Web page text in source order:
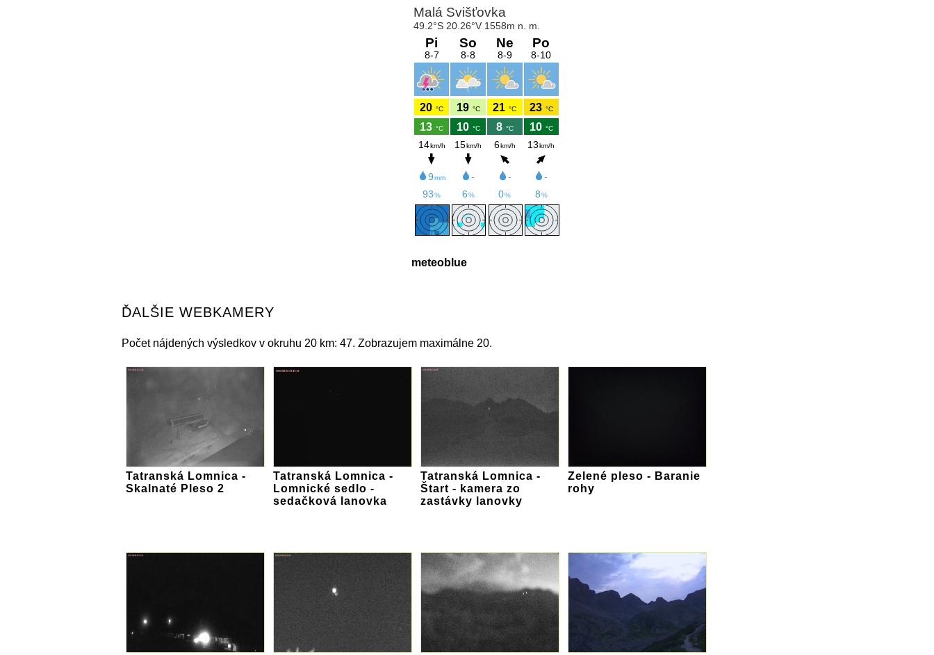
meteoblue
ĎALŠIE WEBKAMERY
Počet nájdených výsledkov v okruhu 20 km: 47. Zobrazujem maximálne 20.
Tatranská Lomnica -
Skalnaté Pleso 2
Tatranská Lomnica -
Lomnické sedlo -
sedačková lanovka
Tatranská Lomnica -
Štart - kamera zo
zastávky lanovky
Zelené pleso - Baranie
rohy